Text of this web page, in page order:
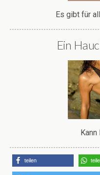
Es gibt für
Ein
Kann
teilen